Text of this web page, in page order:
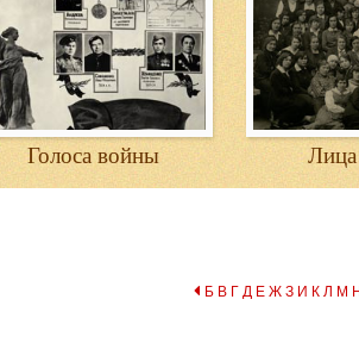
Голоса войны
Б В Г Д ЕЖЗ И К Л М